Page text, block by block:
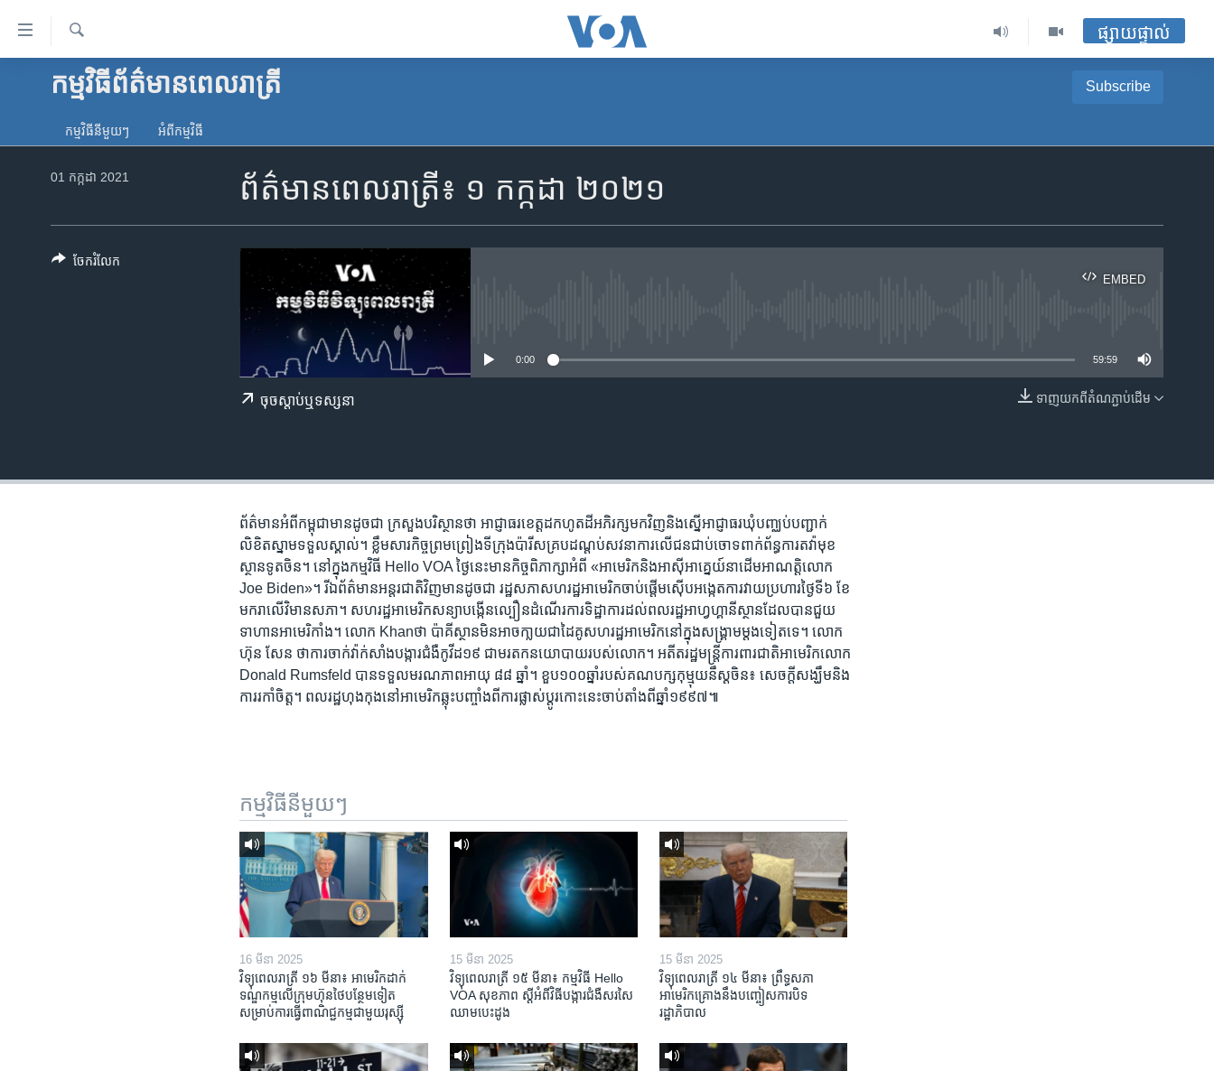
ទៅ​
គេហទំព័រ​
ទាក់ទង
និង​អាមេរិក
រក
ផ្សាយផ្ទាល់
កម្មវិធី​ព័ត៌មាន​ពេលរាត្រី Subscribe
ទទួល​​​សេវា​​​ Podcast
កម្មវិធី​នីមួយៗ អំពី​កម្មវិធី​
ព័ត៌មាន​ពេល​រាត្រី៖ ១ កក្កដា ២០២១
01 កក្កដា 2021
EMBED
EMBED
0:00 59:59
ទាញ​យក​ពី​តំណភ្ជាប់​ដើម
ចុច​​ស្តាប់​ឬ​ទស្សនា
ចែករំលែក
ព័ត៌មាន​អំពី​កម្ពុជា​មាន​ដូចជា ក្រសួង​បរិស្ថាន​ថា អាជ្ញាធរ​ខេត្ត​ដក​ហូត​ដី​អភិរក្ស​មក​វិញ​និង​​ស្នើ​អាជ្ញាធរ​​ឃុំ​បញ្ឈប់​​បញ្ជាក់​
លិខិត​ស្នាម​ទទួល​ស្គាល់។ ខ្លឹមសារ​កិច្ច​ព្រមព្រៀង​ទីក្រុង​ប៉ារីស​គ្របដណ្តប់​សវនាការ​លើ​ជន​ជាប់ចោទ​ពាក់ព័ន្ធ​ការ​តវ៉ា​មុខ​
ស្ថានទូត​ចិន។ នៅ​ក្នុង​កម្មវិធី Hello VOA ថ្ងៃ​នេះ​មាន​កិច្ច​ពិភាក្សា​អំពី «អាមេរិកនិងអាស៊ីអាគ្នេយ៍នាដើមអាណត្តិលោក
Joe Biden»។ រី​ឯ​ព័ត៌មាន​អន្តរជាតិ​វិញ​មាន​ដូចជា រដ្ឋ​សភា​សហរដ្ឋ​អាមេរិក​ចាប់​ផ្តើម​ស៊ើប​អង្កេត​ការ​វាយ​ប្រហារ​ថ្ងៃ​ទី៦ ​ខែ​
មករា​លើ​វិមាន​សភា។ សហរដ្ឋ​អាមេរិក​សន្យា​បង្កើន​ល្បឿន​ដំណើរការ​ទិដ្ឋាការ​ដល់​ពលរដ្ឋ​អាហ្វហ្គានីស្ថាន​ដែល​បាន​ជួយ​
ទាហាន​អាមេរិកាំង។ លោក Khanថា ប៉ាគីស្ថាន​មិន​អាច​កា្លយ​ជា​ដៃគូ​សហរដ្ឋ​អាមេរិក​នៅ​ក្នុង​សង្គ្រាម​ម្តង​ទៀត​ទេ។ លោក
ហ៊ុន សែន ថា​ការ​ចាក់​​វ៉ាក់សាំង​បង្ការ​ជំងឺកូវីដ១៩ ជា​​មរតកនយោបាយ​​របស់លោក។ អតីត​រដ្ឋមន្រ្តី​ការពារជាតិ​អាមេរិក​លោក​
Donald Rumsfeld ​បាន​ទទួល​មរណភាព​អាយុ​ ៨៨​ ឆ្នាំ។ ខួប​១០០​ឆ្នាំ​របស់​គណបក្ស​កុម្មុយនឹស្ត​ចិន៖ សេចក្តី​សង្ឃឹម​និង​
ការរកាំចិត្ត។ ពលរដ្ឋ​ហុងកុង​នៅ​អាមេរិក​ឆ្លុះបញ្ចាំង​ពី​ការ​ផ្លាស់​ប្តូរ​កោះ​នេះ​ចាប់តាំង​ពី​ឆ្នាំ​១៩៩៧៕
កម្មវិធី​នីមួយៗ
16 មីនា 2025
វិទ្យុពេលរាត្រី ១៦ មីនា៖ អាមេរិក​ដាក់​
ទណ្ឌកម្ម​លើ​ក្រុមហ៊ុន​ថៃ​បន្ថែម​ទៀត​
សម្រាប់​ការ​ធ្វើ​ពាណិជ្ជកម្ម​ជាមួយ​រុស្ស៊ី
15 មីនា 2025
វិទ្យុពេលរាត្រី ១៥ មីនា៖ កម្មវិធី ​Hello
VOA សុខភាព ស្ដី​អំពី​វិធី​បង្ការ​ជំងឺ​សរសៃ​
ឈាម​បេះដូង
15 មីនា 2025
វិទ្យុពេលរាត្រី ១៤ មីនា៖ ព្រឹទ្ធសភា
អាមេរិកគ្រោងនឹងបញ្ចៀសការបិទ
រដ្ឋាភិបាល